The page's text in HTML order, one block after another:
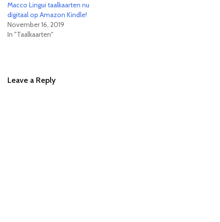
Macco Lingui taalkaarten nu
digitaal op Amazon Kindle!
November 16, 2019
In "Taalkaarten"
Leave a Reply